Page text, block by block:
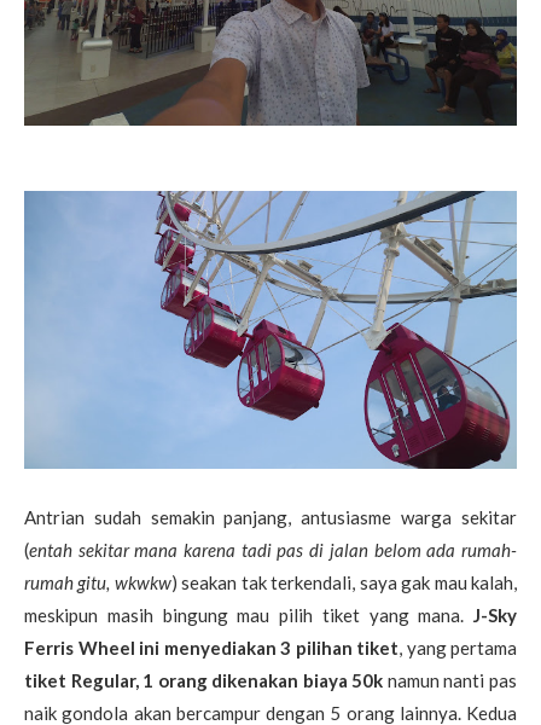
Antrian sudah semakin panjang, antusiasme warga sekitar
(entah sekitar mana karena tadi pas di jalan belom ada rumah-
rumah gitu, wkwkw) seakan tak terkendali, saya gak mau kalah,
meskipun masih bingung mau pilih tiket yang mana.
J-Sky
Ferris Wheel ini menyediakan 3 pilihan tiket , yang pertama
tiket Regular, 1 orang dikenakan biaya 50k namun nanti pas
naik gondola akan bercampur dengan 5 orang lainnya. Kedua